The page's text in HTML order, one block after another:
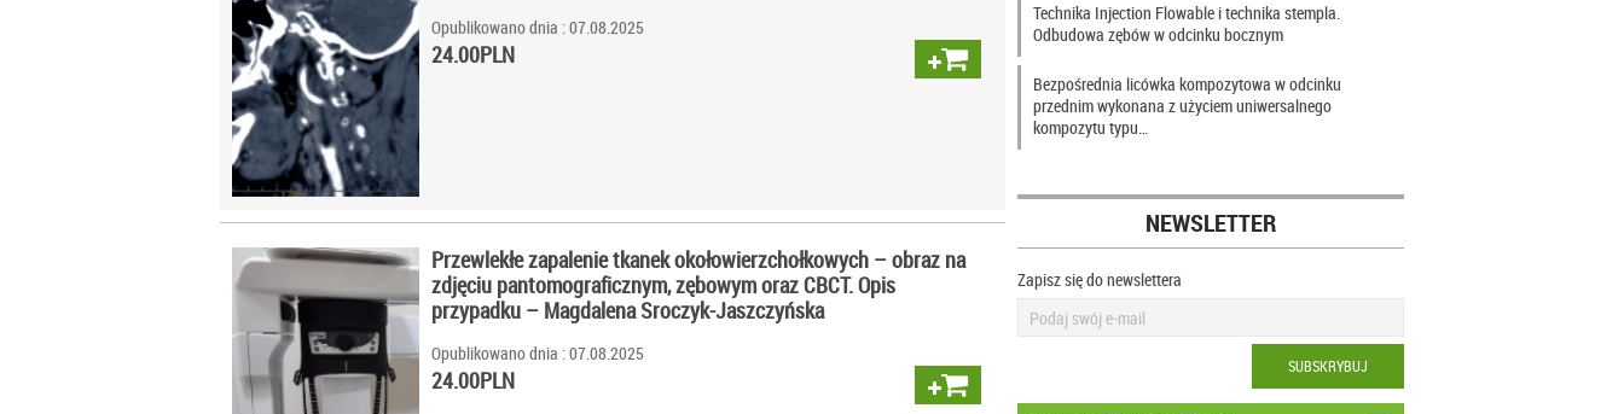
Opublikowano dnia : 07.08.2025
24.00PLN
Przewlekłe zapalenie tkanek okołowierzchołkowych – obraz na
zdjęciu pantomograficznym, zębowym oraz CBCT. Opis
przypadku – Magdalena Sroczyk-Jaszczyńska
Opublikowano dnia : 07.08.2025
24.00PLN
Technika Injection Flowable i technika stempla.
Odbudowa zębów w odcinku bocznym
Bezpośrednia licówka kompozytowa w odcinku
przednim wykonana z użyciem uniwersalnego
kompozytu typu…
NEWSLETTER
Zapisz się do newslettera
SUBSKRYBUJ